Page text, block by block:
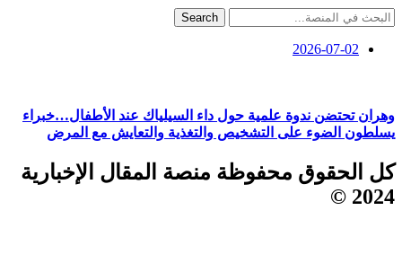
Search
2026-07-02
وهران تحتضن ندوة علمية حول داء السيلياك عند الأطفال…خبراء
يسلطون الضوء على التشخيص والتغذية والتعايش مع المرض
كل الحقوق محفوظة منصة المقال الإخبارية
2024 ©